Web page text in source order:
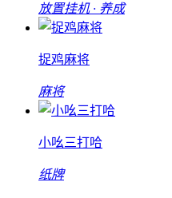
放置挂机 · 养成
捉鸡麻将
麻将
小吆三打哈
纸牌